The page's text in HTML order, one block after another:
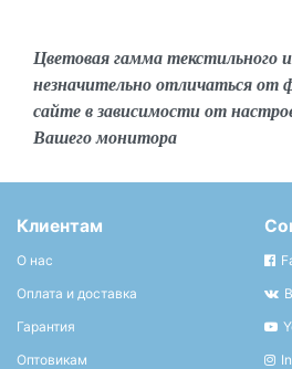
Цветовая гамма текстильного
незначительно отличаться от
сайте в зависимости от
Вашего монитора
Клиентам
О нас
Оплата и доставка
Гарантия
Оптовикам